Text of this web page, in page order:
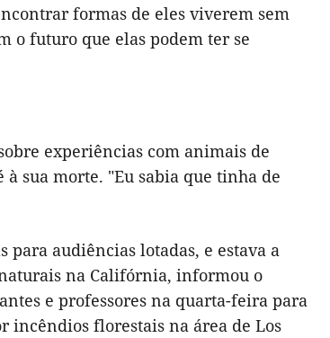
formas de eles viverem sem
o futuro que elas podem ter se
experiências com animais de
sua morte. "Eu sabia que tinha de
para audiências lotadas, e estava a
na Califórnia, informou o
e professores na quarta-feira para
incêndios florestais na área de Los